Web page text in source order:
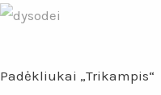
Padėkliukai „Trikampis“